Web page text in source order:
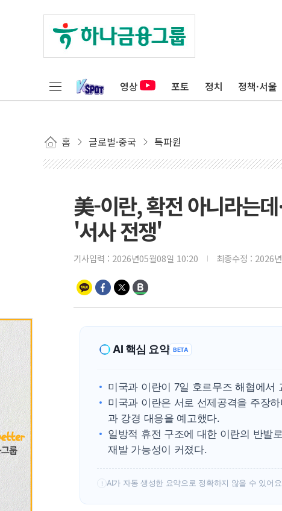
영상 포토 정치 정책·서울
홈 글로벌·중국 특파원
美-이란, 확전 아니라는
'서사 전쟁'
기사입력 : 2026년05월08일 10:20 최종수정 : 2026
AI 핵심 요약 BETA
미국과 이란이 7일 호르무즈 해협에서
미국과 이란은 서로 선제공격을 주장
과 강경 대응을 예고했다.
일방적 휴전 구조에 대한 이란의 반발
재발 가능성이 커졌다.
! AI가 자동 생성한 요약으로 정확하지 않을 수 있어